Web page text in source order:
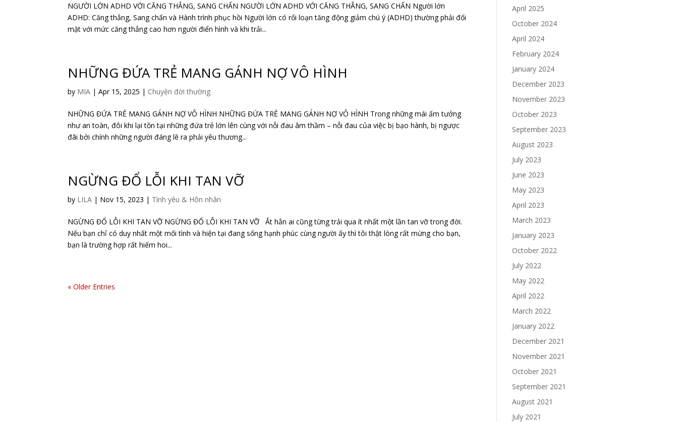
NGƯỜI LỚN ADHD VỚI CĂNG THẲNG, SANG CHẤN NGƯỜI LỚN ADHD VỚI CĂNG THẲNG, SANG CHẤN Người lớn
ADHD: Căng thẳng, Sang chấn và Hành trình phục hồi Người lớn có rối loạn tăng động giảm chú ý (ADHD) thường phải đối
mặt với mức căng thẳng cao hơn người điển hình và khi trải...
NHỮNG ĐỨA TRẺ MANG GÁNH NỢ VÔ HÌNH
by MIA |Apr 15, 2025 | Chuyện đời thường
NHỮNG ĐỨA TRẺ MANG GÁNH NỢ VÔ HÌNH NHỮNG ĐỨA TRẺ MANG GÁNH NỢ VÔ HÌNH Trong những mái ấm tưởng
như an toàn, đôi khi lại tồn tại những đứa trẻ lớn lên cùng với nỗi đau âm thầm – nỗi đau của việc bị bạo hành, bị ngược
đãi bởi chính những người đáng lẽ ra phải yêu thương...
NGỪNG ĐỔ LỖI KHI TAN VỠ
by LILA | Nov 15, 2023 | Tình yêu & Hôn nhân
NGỪNG ĐỔ LỖI KHI TAN VỠ NGỪNG ĐỔ LỖI KHI TAN VỠ Ắt hẳn ai cũng từng trải qua ít nhất một lần tan vỡ trong đời.
Nếu bạn chỉ có duy nhất một mối tình và hiện tại đang sống hạnh phúc cùng người ấy thì tôi thật lòng rất mừng cho bạn,
bạn là trường hợp rất hiếm hoi...
« Older Entries
April 2025
October 2024
April 2024
February 2024
January 2024
December 2023
November 2023
October 2023
September 2023
August 2023
July 2023
June 2023
May 2023
April 2023
March 2023
January 2023
October 2022
July 2022
May 2022
April 2022
March 2022
January 2022
December 2021
November 2021
October 2021
September 2021
August 2021
July 2021